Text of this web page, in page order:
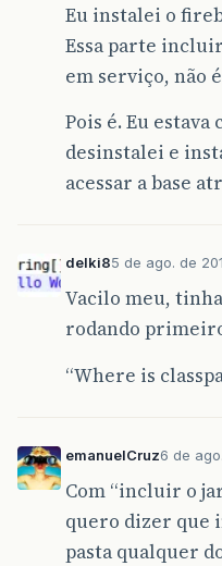
Eu instalei o
Essa parte
em serviço, não
Pois é. Eu
desinstalei e
acessar a base
delki85 de ago. de
Vacilo meu,
rodando
“Where is
emanuelCruz6 de
Com “incluir o
quero dizer que
pasta qualquer